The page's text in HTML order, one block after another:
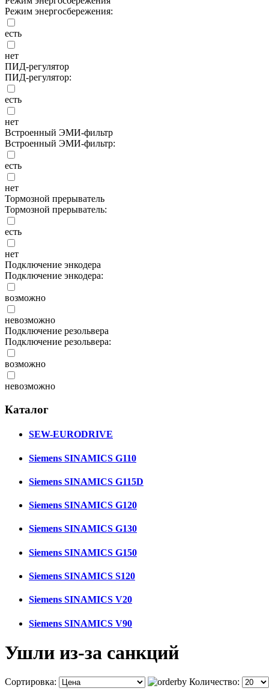
Режим энергосбережения:
есть
нет
ПИД-регулятор
ПИД-регулятор:
есть
нет
Встроенный ЭМИ-фильтр
Встроенный ЭМИ-фильтр:
есть
нет
Тормозной прерыватель
Тормозной прерыватель:
есть
нет
Подключение энкодера
Подключение энкодера:
возможно
невозможно
Подключение резольвера
Подключение резольвера:
возможно
невозможно
Каталог
SEW-EURODRIVE
Siemens SINAMICS G110
Siemens SINAMICS G115D
Siemens SINAMICS G120
Siemens SINAMICS G130
Siemens SINAMICS G150
Siemens SINAMICS S120
Siemens SINAMICS V20
Siemens SINAMICS V90
Ушли из-за санкций
Сортировка: Количество: